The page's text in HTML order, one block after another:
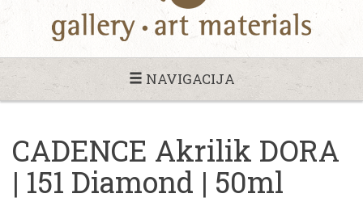
NAVIGACIJA
CADENCE Akrilik DORA
| 151 Diamond | 50ml